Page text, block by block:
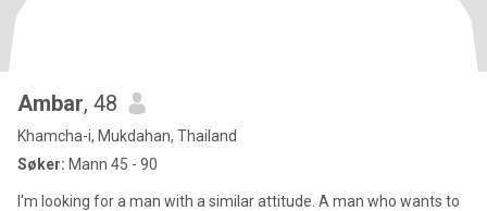
Ambar, 48
Khamcha-i, Mukdahan, Thailand
Søker: Mann 45 - 90
I'm looking for a man with a similar attitude. A man who wants to